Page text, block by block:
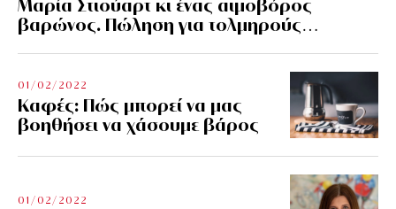
Μαρία Στιούαρτ κι ένας αιμοβόρος
βαρώνος. Πώληση για τολμηρούς…
01/02/2022
Kαφές: Πώς μπορεί να μας
βοηθήσει να χάσουμε βάρος
01/02/2022